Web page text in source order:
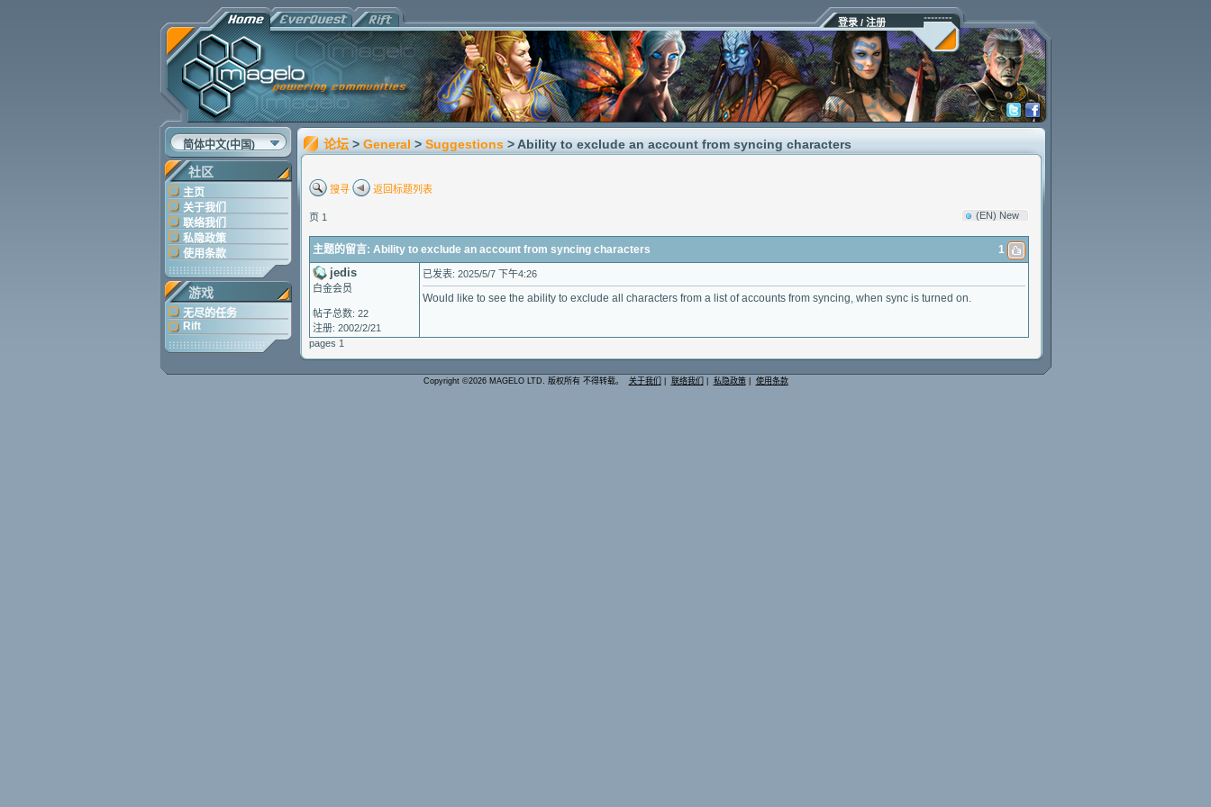
登录 / 注册
简体中文(中国)
社区
主页
关于我们
联络我们
私隐政策
使用条款
游戏
无尽的任务
Rift
论坛 > General > Suggestions > Ability to exclude an account from syncing characters
搜寻 返回标题列表
页 1 (EN) New
主题的留言: Ability to exclude an account from syncing characters 1
jedis
白金会员
帖子总数: 22
注册: 2002/2/21
已发表: 2025/5/7 下午4:26
Would like to see the ability to exclude all characters from a list of accounts from syncing, when sync is turned on.
pages 1
Copyright ©2026 MAGELO LTD. 版权所有 不得转载。 关于我们 联络我们 私隐政策| 使用条款